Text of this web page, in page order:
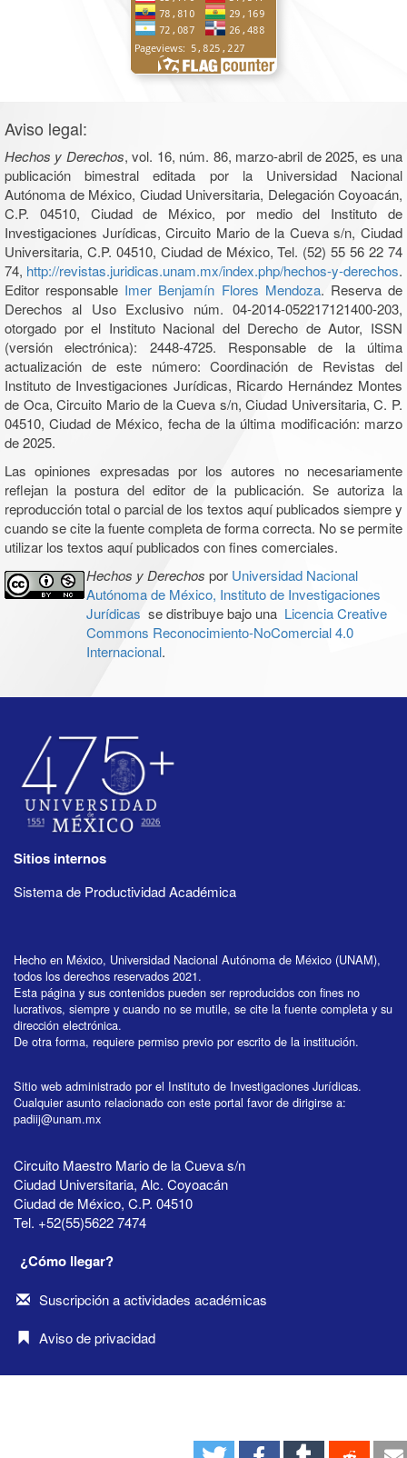
Aviso legal:
Hechos y Derechos, vol. 16, núm. 86, marzo-abril de 2025, es una
publicación bimestral editada por la Universidad Nacional
Autónoma de México, Ciudad Universitaria, Delegación Coyoacán,
C.P. 04510, Ciudad de México, por medio del Instituto de
Investigaciones Jurídicas, Circuito Mario de la Cueva s/n, Ciudad
Universitaria, C.P. 04510, Ciudad de México, Tel. (52) 55 56 22 74
74, http://revistas.juridicas.unam.mx/index.php/hechos-y-derechos.
Editor responsable Imer Benjamín Flores Mendoza. Reserva de
Derechos al Uso Exclusivo núm. 04-2014-052217121400-203,
otorgado por el Instituto Nacional del Derecho de Autor, ISSN
(versión electrónica): 2448-4725. Responsable de la última
actualización de este número: Coordinación de Revistas del
Instituto de Investigaciones Jurídicas, Ricardo Hernández Montes
de Oca, Circuito Mario de la Cueva s/n, Ciudad Universitaria, C. P.
04510, Ciudad de México, fecha de la última modificación: marzo
de 2025.
Las opiniones expresadas por los autores no necesariamente
reflejan la postura del editor de la publicación. Se autoriza la
reproducción total o parcial de los textos aquí publicados siempre y
cuando se cite la fuente completa de forma correcta. No se permite
utilizar los textos aquí publicados con fines comerciales.
Hechos y Derechos por Universidad Nacional
Autónoma de México, Instituto de Investigaciones
Jurídicas se distribuye bajo una Licencia Creative
Commons Reconocimiento-NoComercial 4.0
Internacional.
Sitios internos
Sistema de Productividad Académica
Hecho en México, Universidad Nacional Autónoma de México (UNAM),
todos los derechos reservados 2021.
Esta página y sus contenidos pueden ser reproducidos con fines no
lucrativos, siempre y cuando no se mutile, se cite la fuente completa y su
dirección electrónica.
De otra forma, requiere permiso previo por escrito de la institución.
Sitio web administrado por el Instituto de Investigaciones Jurídicas.
Cualquier asunto relacionado con este portal favor de dirigirse a:
padiij@unam.mx
Circuito Maestro Mario de la Cueva s/n
Ciudad Universitaria, Alc. Coyoacán
Ciudad de México, C.P. 04510
Tel. +52(55)5622 7474
¿Cómo llegar?
Suscripción a actividades académicas
Aviso de privacidad